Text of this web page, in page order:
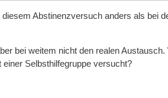
Abstinenzversuch anders als bei
bei weitem nicht den realen Austausch.
Selbsthilfegruppe versucht?